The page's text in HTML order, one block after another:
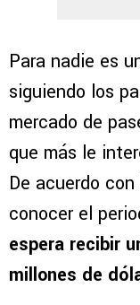
Para nadie es
siguiendo los
mercado de
que más le
De acuerdo
conocer el
espera recibir
millones de